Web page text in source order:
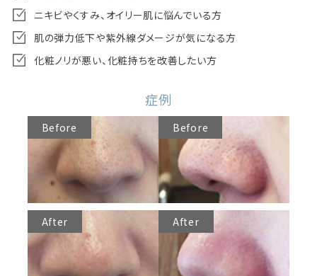
ニキビやくすみ、オイリー肌に悩んでいる方
肌の弾力低下や紫外線ダメージが気になる方
化粧ノリが悪い、化粧持ちを改善したい方
症例
Before
After
Before
After